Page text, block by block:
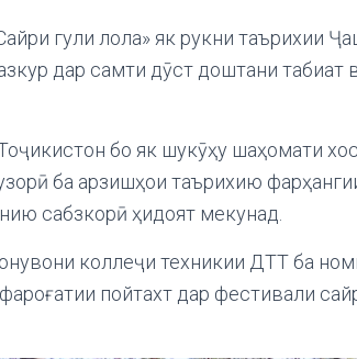
гули лола» як рукни таърихии
дар самти дӯст доштани табиат
бо як шукӯҳу шаҳомати
ба арзишҳои таърихию
сабзкорӣ ҳидоят мекунад.
коллеҷи техникии ДТТ ба
пойтахт дар фестивали